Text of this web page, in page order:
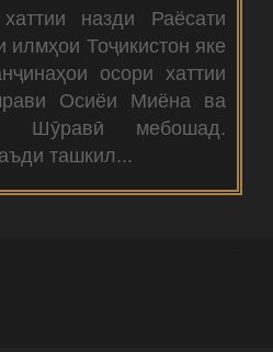
назди Раёсати
Тоҷикистон яке
осори хаттии
Осиёи Миёна ва
Шӯравӣ мебошад.
ташкил...